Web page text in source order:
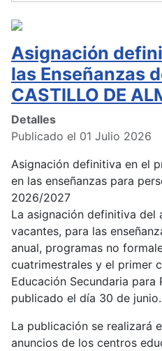
Asignación
las Enseñanzas
CASTILLO DE
Detalles
Publicado el 01 Julio 2026
Asignación definitiva en el
en las enseñanzas para
2026/2027
La asignación definitiva del
vacantes, para las
anual, programas no
cuatrimestrales y el primer
Educación Secundaria para
publicado el día 30 de junio.
La publicación se realizará
anuncios de los centros